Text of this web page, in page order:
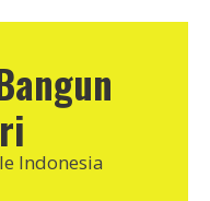
Indonesia